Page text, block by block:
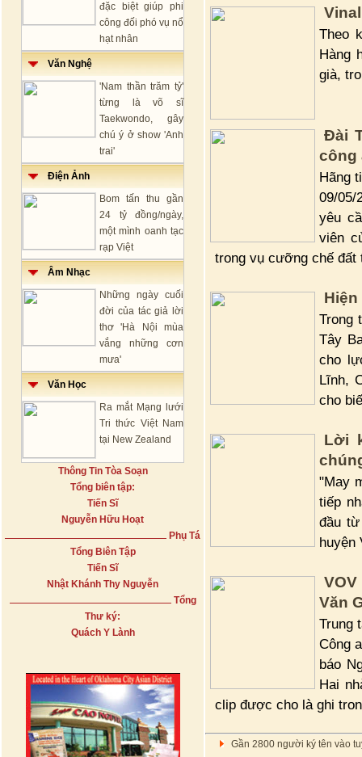
đặc biệt giúp phi
công đối phó vụ nổ
hạt nhân
Văn Nghệ
'Nam thần trăm tỷ'
từng là võ sĩ
Taekwondo, gây
chú ý ở show 'Anh
trai'
Điện Ảnh
Bom tấn thu gần
24 tỷ đồng/ngày,
một mình oanh tạc
rạp Việt
Âm Nhạc
Những ngày cuối
đời của tác giả lời
thơ 'Hà Nội mùa
vắng những cơn
mưa'
Văn Học
Ra mắt Mạng lưới
Tri thức Việt Nam
tại New Zealand
Thông Tin Tòa Soạn
Tổng biên tập:
Tiến Sĩ
Nguyễn Hữu Hoạt
Phụ Tá
Tổng Biên Tập
Tiến Sĩ
Nhật Khánh Thy Nguyễn
Tổng
Thư ký:
Quách Y Lành
Theo
Hàng
già,
Đài
công
Hãng
09/05/
yêu
viên
trong vụ cưỡng chế đất
Trong
Tây
cho
Lĩnh,
cho
Lời
"May
tiếp
đầu
huyện
Văn
Trung
Công
báo
Hai
clip được cho là ghi
Gần 2800 người ký tên vào